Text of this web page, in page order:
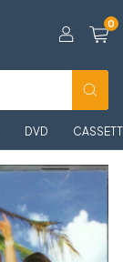
0
DVD